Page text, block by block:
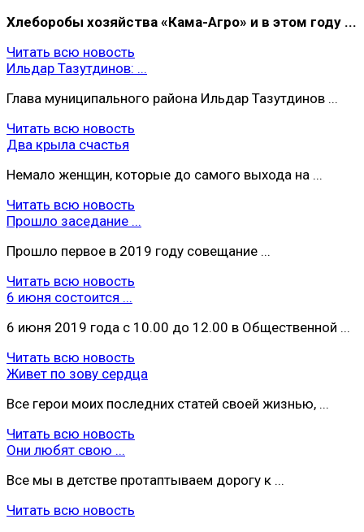
Хлеборобы хoзяйства «Кама-Агро» и в этом году ...
Читать всю новость
Ильдар Тазутдинов: ...
Глава муниципального района Ильдар Тазутдинов ...
Читать всю новость
Два крыла счастья
Немало женщин, которые до самого выхода на ...
Читать всю новость
Прошло заседание ...
Прошло первое в 2019 году совещание ...
Читать всю новость
6 июня состоится ...
6 июня 2019 года с 10.00 до 12.00 в Общественной ...
Читать всю новость
Живет по зову сердца
Все герои моих последних статей своей жизнью, ...
Читать всю новость
Они любят свою ...
Все мы в детстве протаптываем дорогу к ...
Читать всю новость